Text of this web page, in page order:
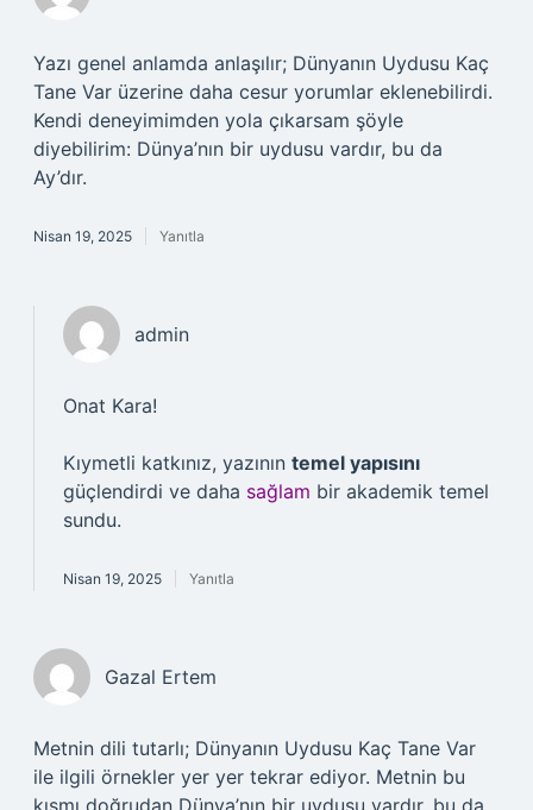
Yazı genel anlamda anlaşılır; Dünyanın Uydusu Kaç
Tane Var üzerine daha cesur yorumlar eklenebilirdi.
Kendi deneyimimden yola çıkarsam şöyle
diyebilirim: Dünya’nın bir uydusu vardır, bu da
Ay’dır.
Nisan 19, 2025 Yanıtla
admin
Onat Kara!
Kıymetli katkınız, yazının temel yapısını
güçlendirdi ve daha sağlam bir akademik temel
sundu.
Nisan 19, 2025 Yanıtla
Gazal Ertem
Metnin dili tutarlı; Dünyanın Uydusu Kaç Tane Var
ile ilgili örnekler yer yer tekrar ediyor. Metnin bu
kısmı doğrudan Dünya’nın bir uydusu vardır, bu da